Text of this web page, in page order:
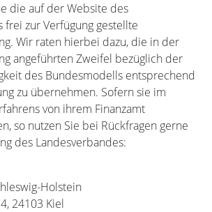
die auf der Website des
frei zur Verfügung gestellte
Wir raten hierbei dazu, die in der
angeführten Zweifel bezüglich der
des Bundesmodells entsprechend
zu übernehmen. Sofern sie im
von ihrem Finanzamt
so nutzen Sie bei Rückfragen gerne
des Landesverbandes:
Holstein
24103 Kiel